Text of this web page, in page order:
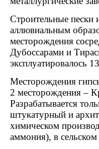
Строительные пески
аллювиальным
месторождения
Дубоссарами и
эксплуатировалось
Месторождения
2 месторождения –
Разрабатывается
штукатурный и
химическом
аммония), в